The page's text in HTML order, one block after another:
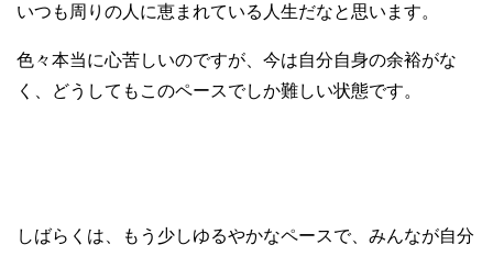
いつも周りの人に恵まれている人生だなと思います。
色々本当に心苦しいのですが、今は自分自身の余裕がな
く、どうしてもこのペースでしか難しい状態です。
しばらくは、もう少しゆるやかなペースで、みんなが自分